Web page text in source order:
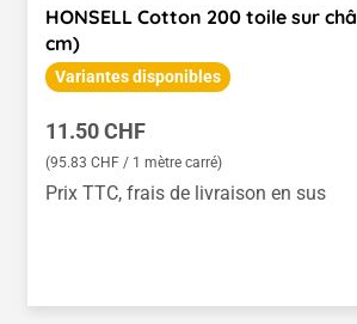
HONSELL Cotton 200 toile sur
cm)
Variantes disponibles
Prix régulier :
11.50 CHF
(95.83 CHF / 1 mètre carré)
Prix TTC, frais de livraison en sus